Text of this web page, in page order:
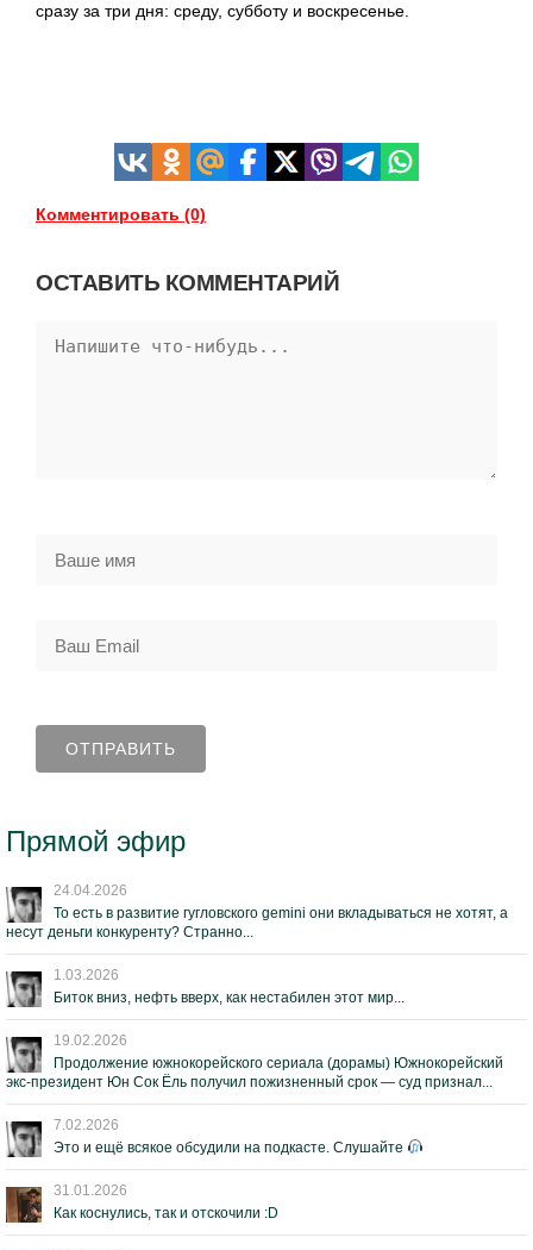
сразу за три дня: среду, субботу и воскресенье.
Комментировать (0)
ОСТАВИТЬ КОММЕНТАРИЙ
Прямой эфир
24.04.2026
То есть в развитие гугловского gemini они вкладываться не хотят, а
несут деньги конкуренту? Странно...
1.03.2026
Биток вниз, нефть вверх, как нестабилен этот мир...
19.02.2026
Продолжение южнокорейского сериала (дорамы) Южнокорейский
экс-президент Юн Сок Ёль получил пожизненный срок — суд признал...
7.02.2026
Это и ещё всякое обсудили на подкасте. Слушайте
31.01.2026
Как коснулись, так и отскочили :D